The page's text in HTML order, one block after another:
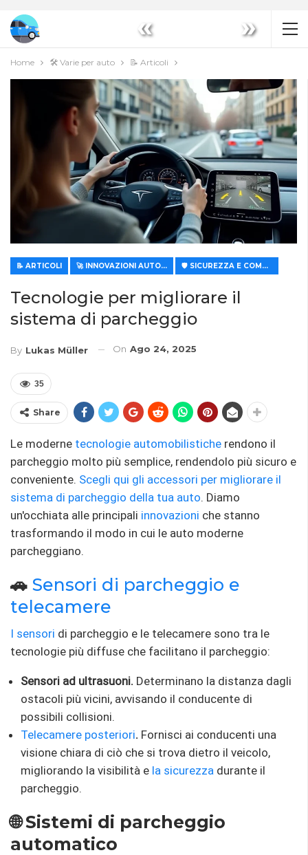
« »
Home 🛠️ Varie per auto 📝 Articoli
📝 ARTICOLI 🚀 INNOVAZIONI AUTOMOBILISTICHE 🛡️ SICUREZZA E COMFORT
Tecnologie per migliorare il
sistema di parcheggio
By Lukas Müller On Ago 24, 2025
35
Share
Le moderne tecnologie automobilistiche rendono il
parcheggio molto più semplice, rendendolo più sicuro e
conveniente. Scegli qui gli accessori per migliorare il
sistema di parcheggio della tua auto. Diamo
un'occhiata alle principali innovazioni che stanno
trasformando il modo in cui le auto moderne
parcheggiano.
🚗 Sensori di parcheggio e
telecamere
I sensori di parcheggio e le telecamere sono tra le
tecnologie più diffuse che facilitano il parcheggio:
Sensori ad ultrasuoni. Determinano la distanza dagli
ostacoli più vicini, avvisando il conducente di
possibili collisioni.
Telecamere posteriori. Fornisci ai conducenti una
visione chiara di ciò che si trova dietro il veicolo,
migliorando la visibilità e la sicurezza durante il
parcheggio.
🌐 Sistemi di parcheggio
automatico